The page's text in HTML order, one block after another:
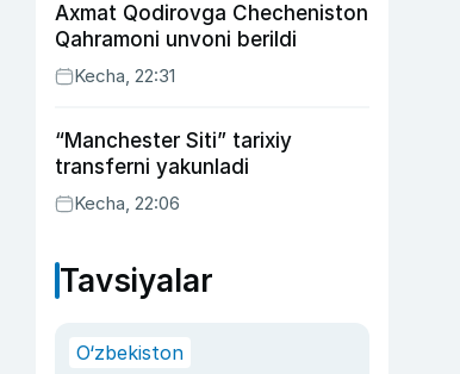
Axmat Qodirovga Checheniston
Qahramoni unvoni berildi
Kecha, 22:31
“Manchester Siti” tarixiy
transferni yakunladi
Kecha, 22:06
Tavsiyalar
O‘zbekiston